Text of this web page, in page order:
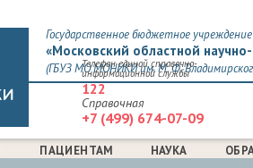
Государственное бюджетное
«Московский областной
(ГБУЗ МО МОНИКИ им. М. Ф.
Телефон единой справочно-
информационной службы
122
Справочная
+7 (499) 674-07-09
ПАЦИЕНТАМ НАУКА